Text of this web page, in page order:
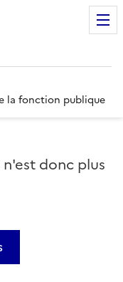
la fonction publique
donc plus